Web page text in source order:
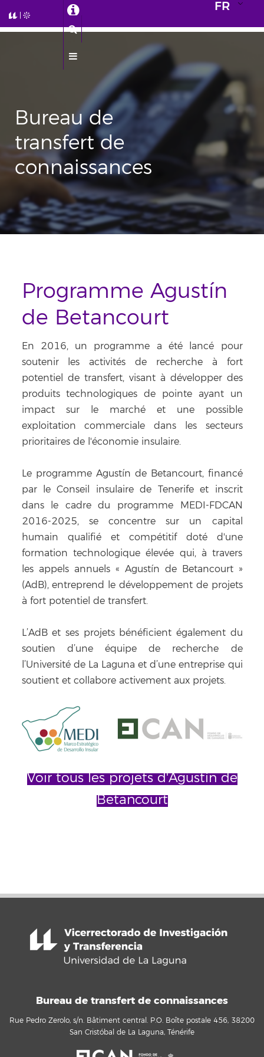
FR
Bureau de
transfert de
connaissances
Programme Agustín
de Betancourt
En 2016, un programme a été lancé pour
soutenir les activités de recherche à fort
potentiel de transfert, visant à développer des
produits technologiques de pointe ayant un
impact sur le marché et une possible
exploitation commerciale dans les secteurs
prioritaires de l'économie insulaire.
Le programme Agustín de Betancourt, financé
par le Conseil insulaire de Tenerife et inscrit
dans le cadre du programme MEDI-FDCAN
2016-2025, se concentre sur un capital
humain qualifié et compétitif doté d'une
formation technologique élevée qui, à travers
les appels annuels « Agustín de Betancourt »
(AdB), entreprend le développement de projets
à fort potentiel de transfert.
L’AdB et ses projets bénéficient également du
soutien d’une équipe de recherche de
l’Université de La Laguna et d’une entreprise qui
soutient et collabore activement aux projets.
Voir tous les projets d'Agustín de
Betancourt
Bureau de transfert de connaissances
Rue Pedro Zerolo, s/n. Bâtiment central. P.O. Boîte postale 456, 38200
San Cristóbal de La Laguna, Ténérife